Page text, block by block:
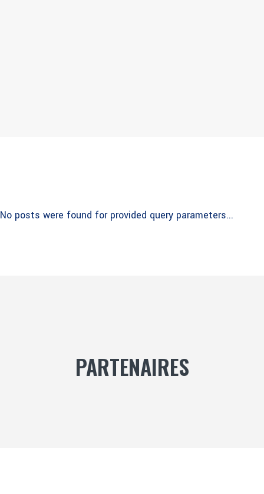
No posts were found for provided query parameters...
PARTENAIRES